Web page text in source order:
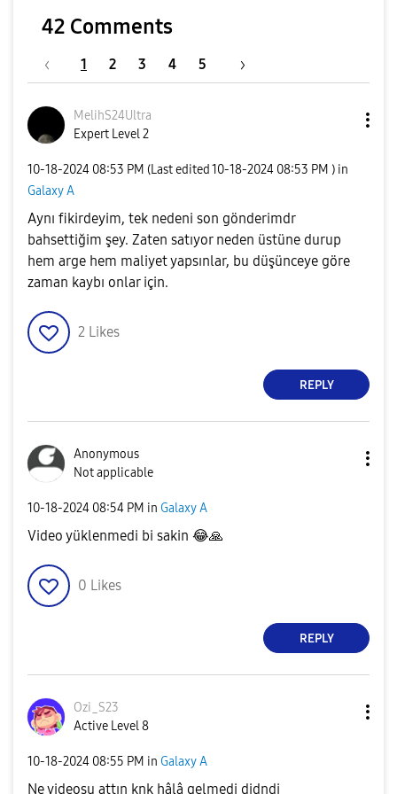
o
V
d
o
42 Comments
1 2 3 4 5
MelihS24Ultra
Expert Level 2
‎10-18-2024 08:53 PM (Last edited ‎10-18-2024 08:53 PM ) in
Galaxy A
Aynı fikirdeyim, tek nedeni son gönderimdr
bahsettiğim şey. Zaten satıyor neden üstüne durup
hem arge hem maliyet yapsınlar, bu düşünceye göre
zaman kaybı onlar için.
2 Likes
REPLY
Anonymous
Not applicable
‎10-18-2024 08:54 PM in Galaxy A
Video yüklenmedi bi sakin 😂🙏
0 Likes
REPLY
Ozi_S23
Active Level 8
‎10-18-2024 08:55 PM in Galaxy A
Ne videosu attın knk hâlâ gelmedi djdndj